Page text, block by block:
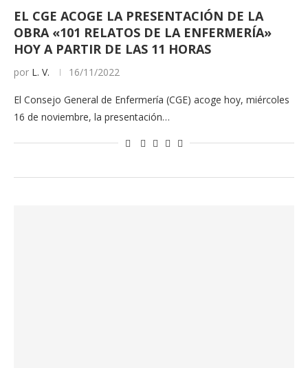
EL CGE ACOGE LA PRESENTACIÓN DE LA
OBRA «101 RELATOS DE LA ENFERMERÍA»
HOY A PARTIR DE LAS 11 HORAS
por L. V. 16/11/2022
El Consejo General de Enfermería (CGE) acoge hoy, miércoles
16 de noviembre, la presentación…